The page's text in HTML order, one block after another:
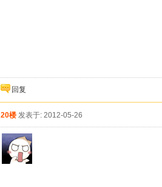
回复
20楼 发表于: 2012-05-26